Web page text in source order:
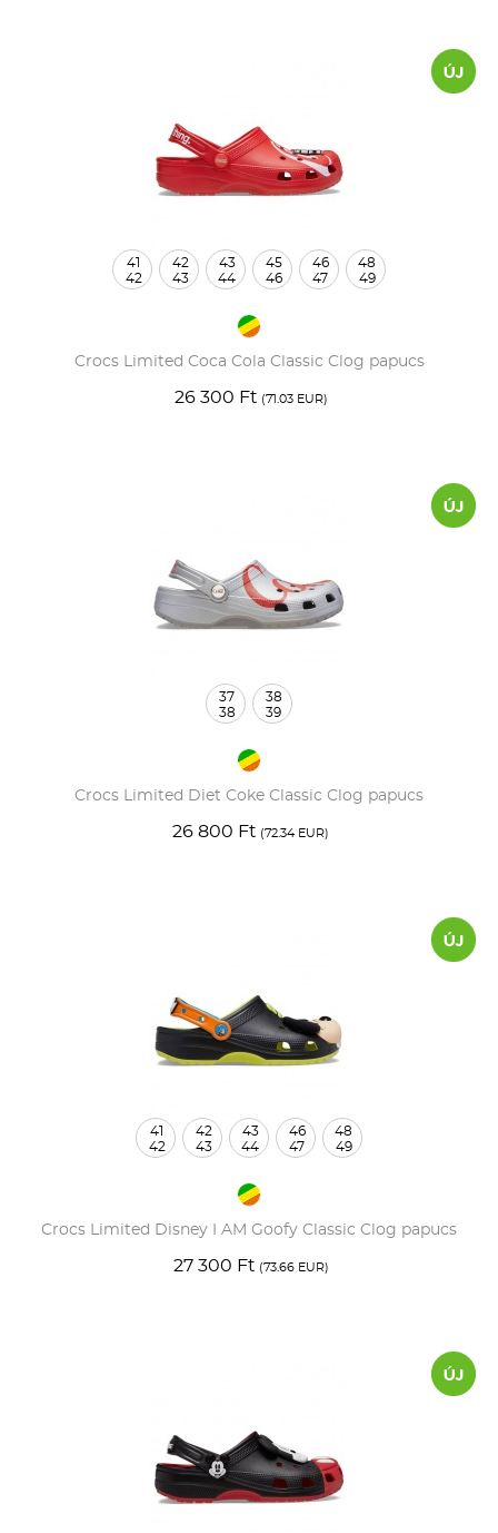
Crocs Limited Coca Cola Classic Clog papucs
26 300 Ft (71.03 EUR)
41
42
42
43
43
44
45
46
46
47
48
49
Crocs Limited Diet Coke Classic Clog papucs
26 800 Ft (72.34 EUR)
37
38
38
39
Crocs Limited Disney I AM Goofy Classic Clog papucs
27 300 Ft (73.66 EUR)
41
42
42
43
43
44
46
47
48
49